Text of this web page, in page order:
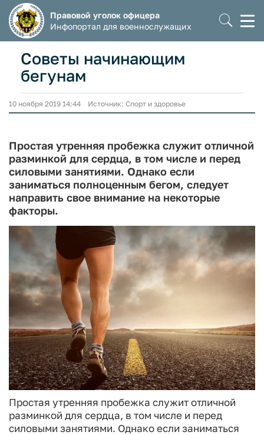
Правовой уголок офицера
Инфопортал для военнослужащих
Советы начинающим
бегунам
10 ноября 2019 14:44 Источник: Спорт и здоровье
Простая утренняя пробежка служит отличной
разминкой для сердца, в том числе и перед
силовыми занятиями. Однако если
заниматься полноценным бегом, следует
направить свое внимание на некоторые
факторы.
Простая утренняя пробежка служит отличной
разминкой для сердца, в том числе и перед
силовыми занятиями. Однако если заниматься